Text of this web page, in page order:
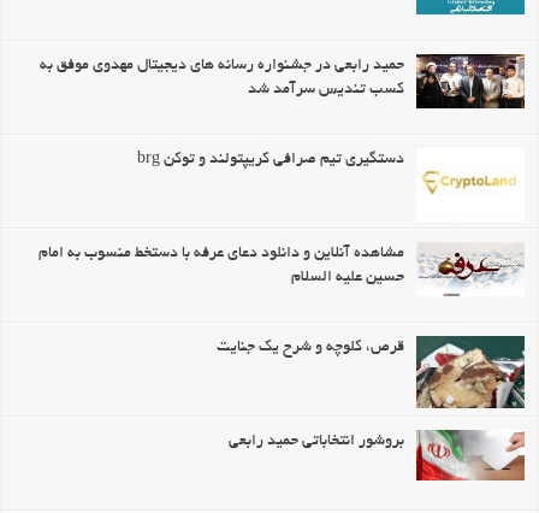
حمید رابعی در جشنواره رسانه های دیجیتال مهدوی موفق به
کسب تندیس سرآمد شد
دستگیری تیم صرافی کریپتولند و توکن brg
مشاهده آنلاین و دانلود دعای عرفه با دستخط منسوب به امام
حسین علیه السلام
قرص، کلوچه و شرح یک جنایت
بروشور انتخاباتی حمید رابعی